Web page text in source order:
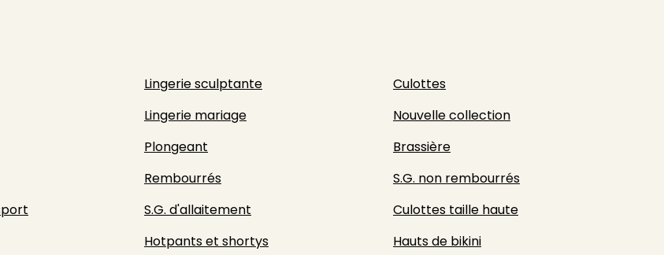
Lingerie sculptante
Culottes
Lingerie mariage
Nouvelle collection
Plongeant
Brassière
Rembourrés
S.G. non rembourrés
S.G. d'allaitement
Culottes taille haute
Hotpants et shortys
Hauts de bikini